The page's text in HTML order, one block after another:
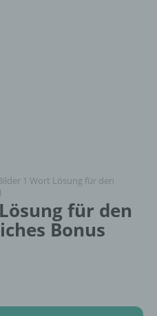
1 Wort Lösung für den
für den
Bonus